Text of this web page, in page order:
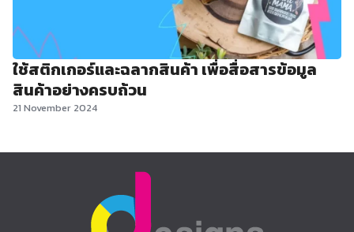
ใช้สติกเกอร์และฉลากสินค้า เพื่อสื่อสารข้อมูล
สินค้าอย่างครบถ้วน
21 November 2024